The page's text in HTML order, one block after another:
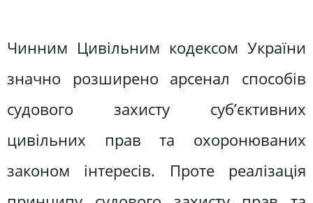
Чинним Цивільним кодексом України
значно розширено арсенал способів
судового захисту суб’єктивних
цивільних прав та охоронюваних
законом інтересів. Проте реалізація